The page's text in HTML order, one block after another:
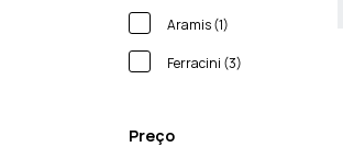
Aramis (1)
Ferracini (3)
Preço